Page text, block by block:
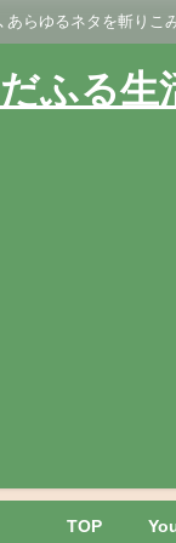
らゆるネタを斬りこ
ふる生
TOP